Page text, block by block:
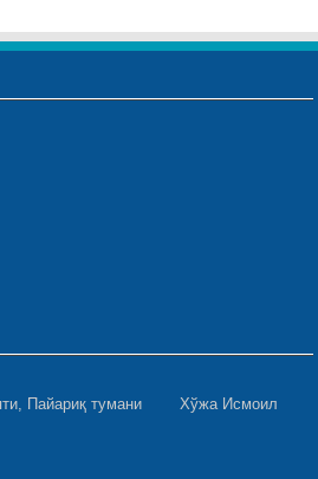
Пайариқ тумани Хўжа Исмоил